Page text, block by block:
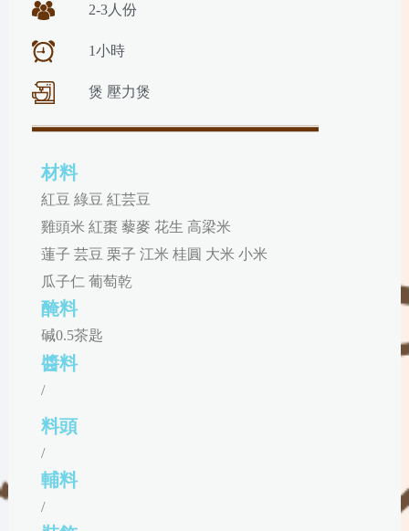
2-3人份
1小時
煲 壓力煲
材料
紅豆 綠豆 紅芸豆
雞頭米 紅棗 藜麥 花生 高梁米
蓮子 芸豆 栗子 江米 桂圓 大米 小米
瓜子仁 葡萄乾
醃料
碱0.5茶匙
醬料
/
料頭
/
輔料
/